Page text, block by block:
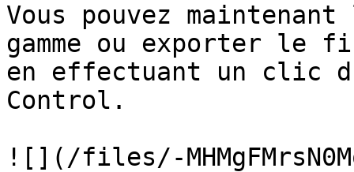
Vous pouvez
gamme ou exporter le
en effectuant un
Control.
![](/files/-